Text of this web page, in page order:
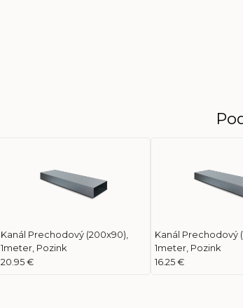
Kanál Prechodový (200x90),
1meter, Pozink
20.95 €
Kanál Prechodový
1meter, Pozink
16.25 €